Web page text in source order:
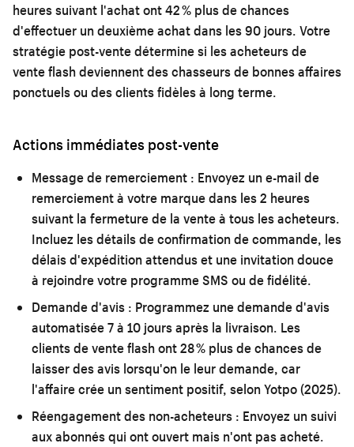
heures suivant l'achat ont 42 % plus de chances
d'effectuer un deuxième achat dans les 90 jours. Votre
stratégie post-vente détermine si les acheteurs de
vente flash deviennent des chasseurs de bonnes affaires
ponctuels ou des clients fidèles à long terme.
Actions immédiates post-vente
Message de remerciement : Envoyez un e-mail de
remerciement à votre marque dans les 2 heures
suivant la fermeture de la vente à tous les acheteurs.
Incluez les détails de confirmation de commande, les
délais d'expédition attendus et une invitation douce
à rejoindre votre programme SMS ou de fidélité.
Demande d'avis : Programmez une demande d'avis
automatisée 7 à 10 jours après la livraison. Les
clients de vente flash ont 28 % plus de chances de
laisser des avis lorsqu'on le leur demande, car
l'affaire crée un sentiment positif, selon Yotpo (2025).
Réengagement des non-acheteurs : Envoyez un suivi
aux abonnés qui ont ouvert mais n'ont pas acheté.